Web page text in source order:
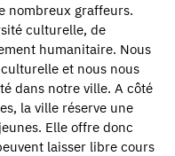
nombreux graffeurs.
culturelle, de
humanitaire. Nous
et nous nous
dans notre ville. A côté
la ville réserve une
Elle offre donc
laisser libre cours